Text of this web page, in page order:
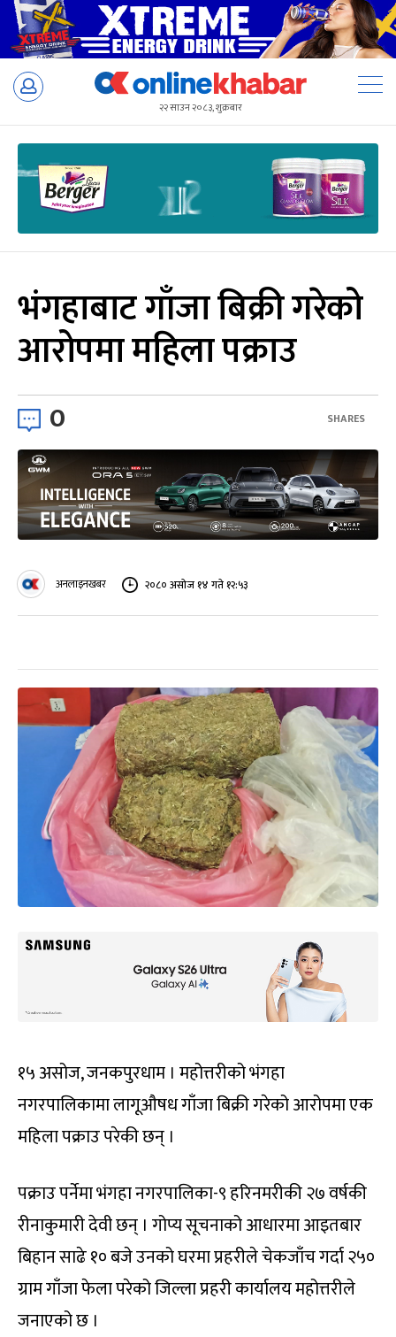
Skip
२२ साउन २०८३, शुक्रबार
भंगहाबाट गाँजा बिक्री गरेको
आरोपमा महिला पक्राउ
0 SHARES
अनलाइनखबर २०८० असोज १४ गते १२:५३
१५ असोज, जनकपुरधाम । महोत्तरीको भंगहा
नगरपालिकामा लागूऔषध गाँजा बिक्री गरेको आरोपमा एक
महिला पक्राउ परेकी छन् ।
पक्राउ पर्नेमा भंगहा नगरपालिका-९ हरिनमरीकी २७ वर्षकी
रीनाकुमारी देवी छन् । गोप्य सूचनाको आधारमा आइतबार
बिहान साढे १० बजे उनको घरमा प्रहरीले चेकजाँच गर्दा २५०
ग्राम गाँजा फेला परेको जिल्ला प्रहरी कार्यालय महोत्तरीले
जनाएको छ ।